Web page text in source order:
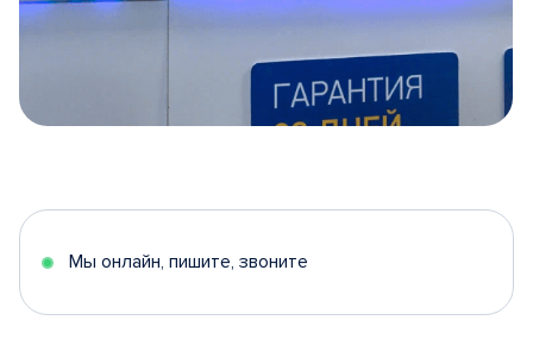
5
Мы онлайн, пишите, звоните